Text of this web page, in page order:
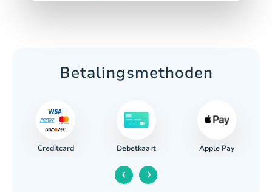
Betalingsmethoden
Creditcard Debetkaart Apple Pay
‹ ›